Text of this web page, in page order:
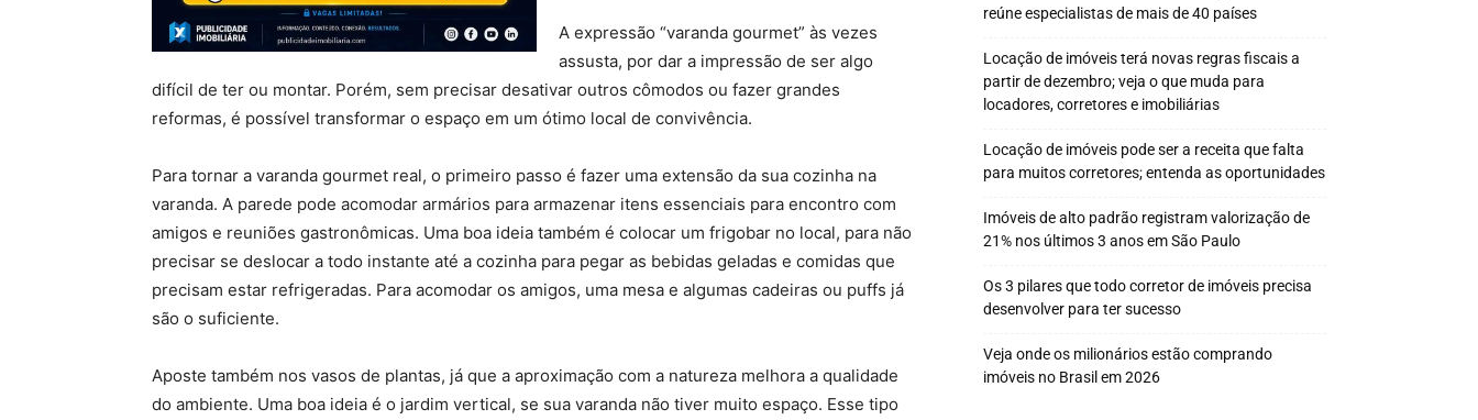
A expressão “varanda gourmet” às vezes
assusta, por dar a impressão de ser algo
difícil de ter ou montar. Porém, sem precisar desativar outros cômodos ou fazer grandes
reformas, é possível transformar o espaço em um ótimo local de convivência.
Para tornar a varanda gourmet real, o primeiro passo é fazer uma extensão da sua cozinha na
varanda. A parede pode acomodar armários para armazenar itens essenciais para encontro com
amigos e reuniões gastronômicas. Uma boa ideia também é colocar um frigobar no local, para não
precisar se deslocar a todo instante até a cozinha para pegar as bebidas geladas e comidas que
precisam estar refrigeradas. Para acomodar os amigos, uma mesa e algumas cadeiras ou puffs já
são o suficiente.
Aposte também nos vasos de plantas, já que a aproximação com a natureza melhora a qualidade
do ambiente. Uma boa ideia é o jardim vertical, se sua varanda não tiver muito espaço. Esse tipo
reúne especialistas de mais de 40 países
Locação de imóveis terá novas regras fiscais a
partir de dezembro; veja o que muda para
locadores, corretores e imobiliárias
Locação de imóveis pode ser a receita que falta
para muitos corretores; entenda as oportunidades
Imóveis de alto padrão registram valorização de
21% nos últimos 3 anos em São Paulo
Os 3 pilares que todo corretor de imóveis precisa
desenvolver para ter sucesso
Veja onde os milionários estão comprando
imóveis no Brasil em 2026